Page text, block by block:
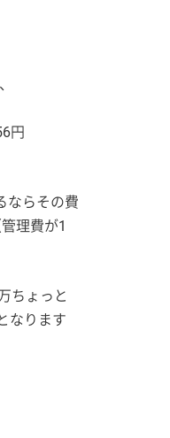
円
ならその費
理費が1
ちょっと
なります